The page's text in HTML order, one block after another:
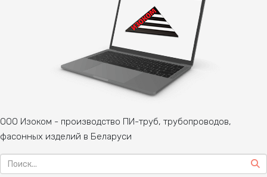
ООО Изоком - производство ПИ-труб, трубопроводов,
фасонных изделий в Беларуси